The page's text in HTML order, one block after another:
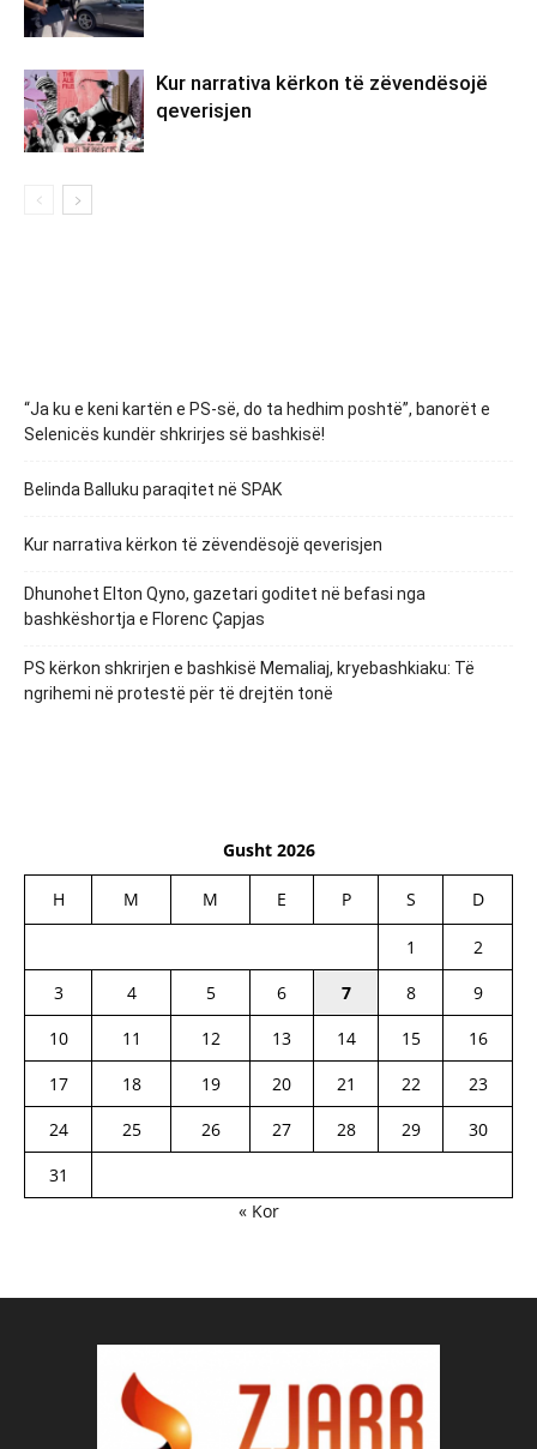
Kur narrativa kërkon të zëvendësojë
qeverisjen
“Ja ku e keni kartën e PS-së, do ta hedhim poshtë”, banorët e
Selenicës kundër shkrirjes së bashkisë!
Belinda Balluku paraqitet në SPAK
Kur narrativa kërkon të zëvendësojë qeverisjen
Dhunohet Elton Qyno, gazetari goditet në befasi nga
bashkëshortja e Florenc Çapjas
PS kërkon shkrirjen e bashkisë Memaliaj, kryebashkiaku: Të
ngrihemi në protestë për të drejtën tonë
Gusht 2026
H M M E P S D
1
2
3
4 5 6 7 8
9
10
11 12 13 14 15
16
17
18 19 20 21 22
23
24
25 26 27 28 29
30
31
« Kor